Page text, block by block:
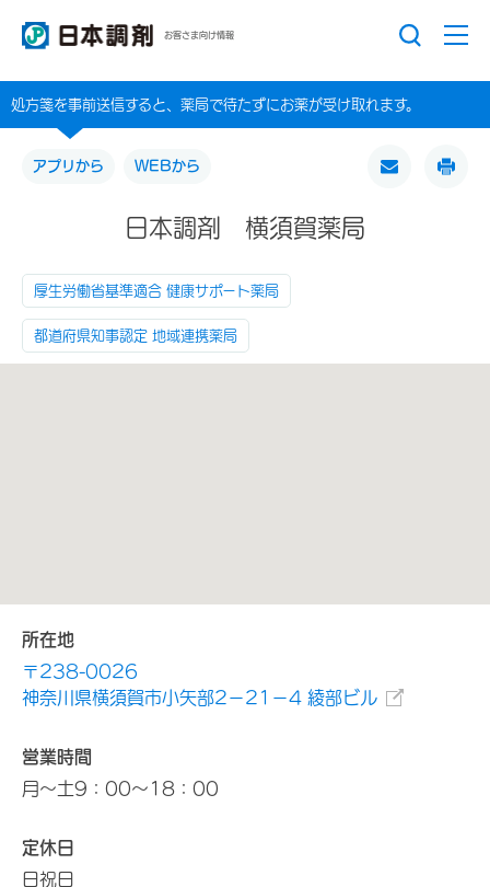
お客さま向け情報
処方箋を事前送信すると、薬局で待たずにお薬が受け取れます。
アプリから WEBから
日本調剤 横須賀薬局
厚生労働省基準適合 健康サポート薬局
都道府県知事認定 地域連携薬局
所在地
〒238-0026
神奈川県横須賀市小矢部2－21－4 綾部ビル
営業時間
月～土9：00～18：00
定休日
日祝日